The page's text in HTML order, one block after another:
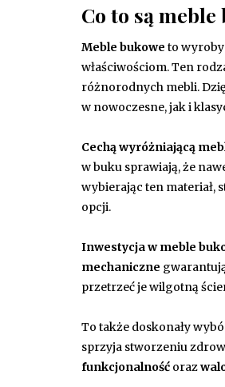
Co to są meble
Meble bukowe to
właściwościom. Ten
różnorodnych mebli.
w nowoczesne, jak i
Cechą wyróżniającą
w buku sprawiają, że
wybierając ten materiał,
opcji.
Inwestycja w meble
mechaniczne
przetrzeć je wilgotną
To także doskonały
sprzyja stworzeniu
funkcjonalność oraz